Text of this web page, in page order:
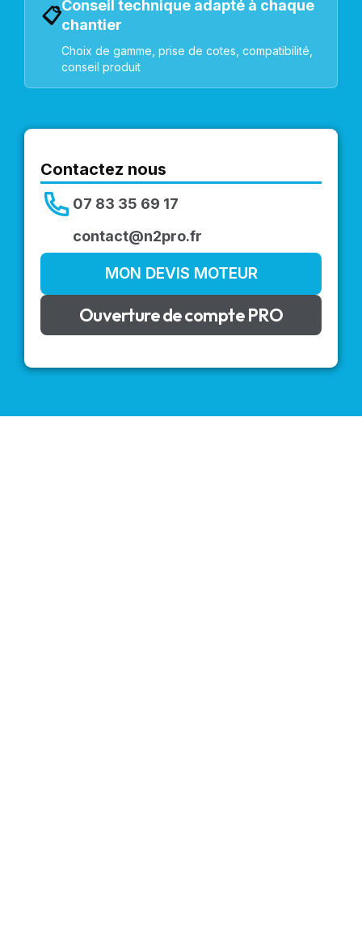
📋Conseil technique adapté à chaque
chantier
Choix de gamme, prise de cotes, compatibilité,
conseil produit
Contactez nous
07 83 35 69 17
contact@n2pro.fr
MON DEVIS MOTEUR
Ouverture de compte PRO